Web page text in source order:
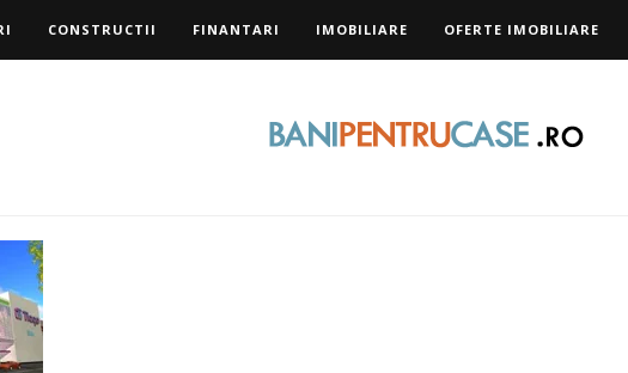
CONSTRUCTII FINANTARI IMOBILIARE OFERTE IMOBILIARE